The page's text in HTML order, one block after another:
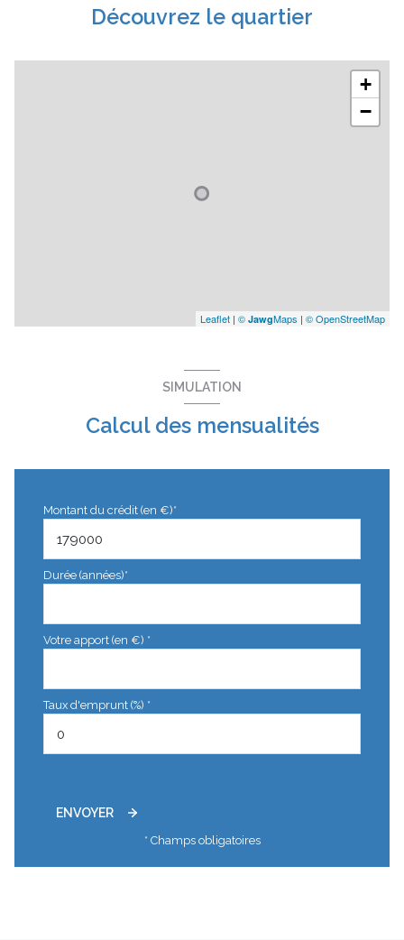
Découvrez le quartier
+
−
Leaflet | © JawgMaps | © OpenStreetMap
SIMULATION
Calcul des mensualités
Montant du crédit (en €)*
Durée (années)*
Votre apport (en €) *
Taux d'emprunt (%) *
ENVOYER
* Champs obligatoires